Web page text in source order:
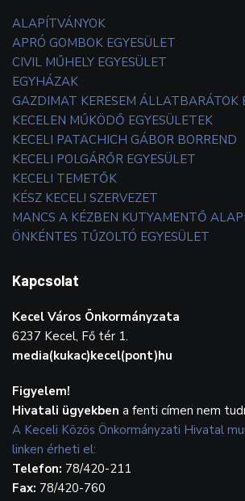
ALAPÍTVÁNYOK
APRÓ GOMBOK EGYESÜLET
CIVIL MŰHELY EGYESÜLET
EGYHÁZAK
GAZDIMAT KERESEM ÁLLATBARÁTOK
KECELEN MŰKÖDŐ EGYESÜLETEK
KECELI PATACHICH GÁBOR BORREND
KECELI POLGÁRŐR EGYESÜLET
KECELI TEMETŐK
KÉSZ KECELI SZERVEZET
MANCS A KÉZBEN KUTYAMENTŐ
ÖNKÉNTES TŰZOLTÓ EGYESÜLET
Kapcsolat
Kecel Város Önkormányzata
6237 Kecel, Fő tér 1.
media(kukac)kecel(pont)hu
Figyelem!
Hivatali ügyekben a fenti címen nem
A Keceli Közös Önkormányzati Hivatal
linken érheti el:
Telefon: 78/420-211
Fax: 78/420-760